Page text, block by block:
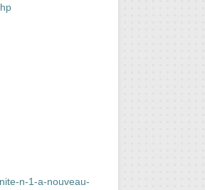
n-1-a-nouveau-